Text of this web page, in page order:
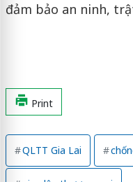
đảm bảo an ninh,
Print
QLTT Gia Lai